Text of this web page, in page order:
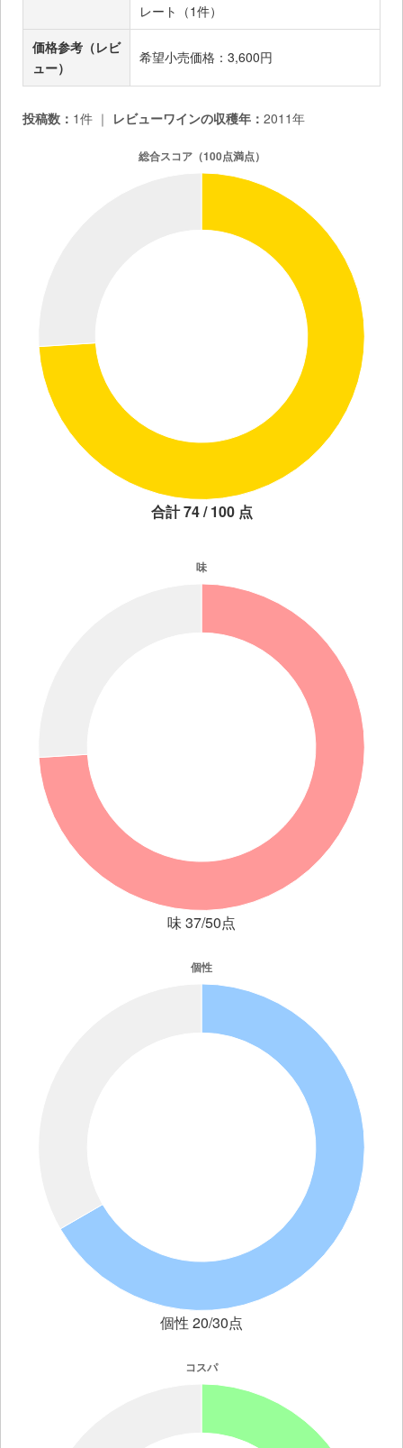
レート（1件）
価格参考（レビ
ュー）
希望小売価格：3,600円
投稿数： 1件 ｜ レビューワインの収穫年： 2011年
合計 74 / 100 点
味 37/50点
個性 20/30点